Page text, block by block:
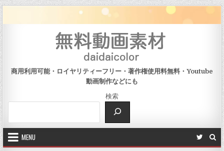
Skip to content
商用利用可能・ロイヤリティーフリー・著作権使用料無料・Youtube
動画制作などにも
検索
MENU